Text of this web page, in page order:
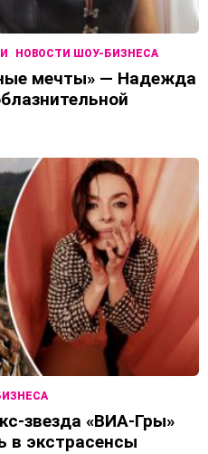
НОВОСТИ ШОУ-БИЗНЕСА
мечты» — Надежда
звезда «ВИА-Гры»
в экстрасенсы